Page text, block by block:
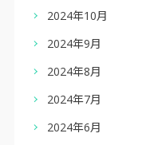
2024年10月
2024年9月
2024年8月
2024年7月
2024年6月